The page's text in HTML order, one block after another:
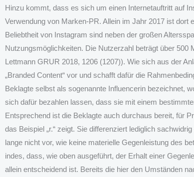
Hinzu kommt, dass es sich um einen Internetauftritt auf
Verwendung von Marken-PR. Allein im Jahr 2017 ist
Beliebtheit von Instagram sind neben der großen
Nutzungsmöglichkeiten. Die Nutzerzahl beträgt über 500
Lettmann GRUR 2018, 1206 (1207)). Wie sich aus der
„Branded Content“ vor und schafft dafür die
Beklagte selbst als sogenannte Influencerin bezeichnet,
sich dafür bezahlen lassen, dass sie mit einem
Entsprechend ist die Beklagte auch durchaus bereit, für
das Beispiel „r.“ zeigt. Sie differenziert lediglich
lange nicht vor, wie keine materielle Gegenleistung des
indes, dass, wie oben ausgeführt, der Erhalt einer
allein entscheidend ist. Bereits die hier den Umständen